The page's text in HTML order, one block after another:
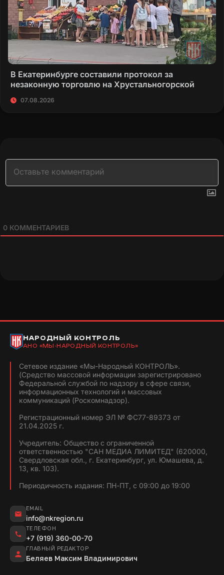
В Екатеринбурге составили протокол за
незаконную торговлю на Хрустальногорской
07.08.2026
0 КОММЕНТАРИЕВ
НАРОДНЫЙ КОНТРОЛЬ
АНО «МЫ-НАРОДНЫЙ КОНТРОЛЬ»
Сетевое издание «Мы-Народный КОНТРОЛЬ».
(Средство массовой информации зарегистрировано
Федеральной службой по надзору в сфере связи,
информационных технологий и массовых
коммуникаций (Роскомнадзор).
Регистрационный номер ЭЛ № ФС77-89373 от
21.04.2025 г.
Учредитель: Общество с ограниченной
ответственностью "САН МЕДИА ЛИМИТЕД" (620000,
Свердловская обл., г. Екатеринбург, ул. Юмашева, д.
13, кв. 103).
Периодичность издания: ПН-ПТ, с 09:00 до 19:00
EMAIL
info@nkregion.ru
ТЕЛЕФОН
+7 (919) 360-00-70
ГЛАВНЫЙ РЕДАКТОР
Беляев Максим Владимирович